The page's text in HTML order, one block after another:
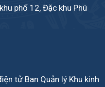
phố 12, Đặc khu Phú
tử Ban Quản lý Khu kinh